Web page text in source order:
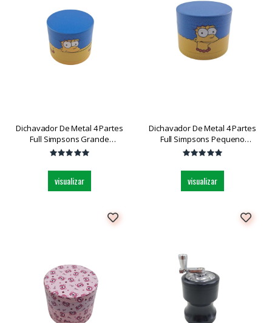
Dichavador De Metal 4 Partes
Full Simpsons Grande
Dk5031bx-4 Und
visualizar
Dichavador De Metal 4 Partes
Full Simpsons Pequeno
Dk5851t-4 Und
visualizar